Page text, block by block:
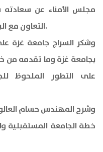
مجلس الأمناء عن سعادته
التعاون مع البلدية فيما يحقق الفائدة للمجتمع.
وشكر السراج جامعة غزة
بجامعة غزة وما تقدمه من
على التطور الملحوظ
وشرح المهندس حسام
خطة الجامعة المستقبلية